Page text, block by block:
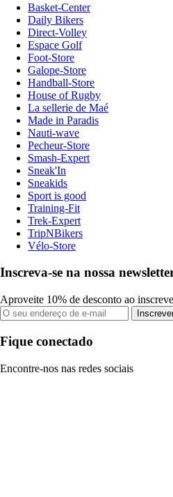
Basket-Center
Daily Bikers
Direct-Volley
Espace Golf
Foot-Store
Galope-Store
Handball-Store
House of Rugby
La sellerie de Maé
Made in Paradis
Nauti-wave
Pecheur-Store
Smash-Expert
Sneak'In
Sneakids
Sport is good
Training-Fit
Trek-Expert
TripNBikers
Vélo-Store
Inscreva-se na nossa
Aproveite 10% de desconto ao
Fique conectado
Encontre-nos nas redes sociais